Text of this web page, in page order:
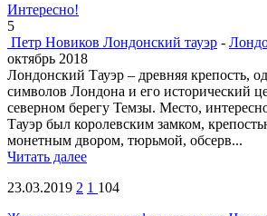
Интересно!
5
Петр Новиков Лондонский тауэр -
октябрь 2018
Лондонский Тауэр – древняя крепость,
символов Лондона и его исторический
северном берегу Темзы. Место,
Тауэр был королевским замком,
монетным двором, тюрьмой, обсерв...
Читать далее
23.03.2019 2 1 104